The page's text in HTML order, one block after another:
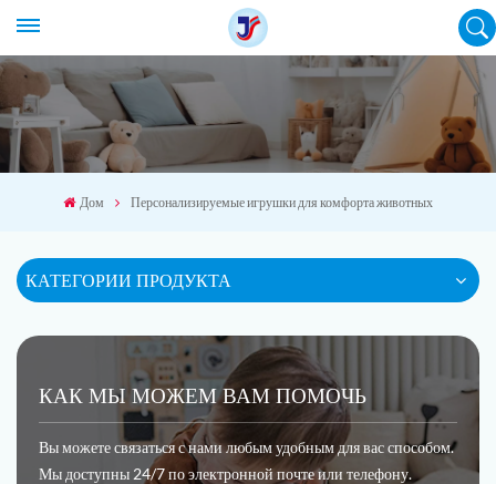
Дом Персонализируемые игрушки для комфорта животных
КАТЕГОРИИ ПРОДУКТА
КАК МЫ МОЖЕМ ВАМ ПОМОЧЬ
Вы можете связаться с нами любым удобным для вас способом.
Мы доступны 24/7 по электронной почте или телефону.